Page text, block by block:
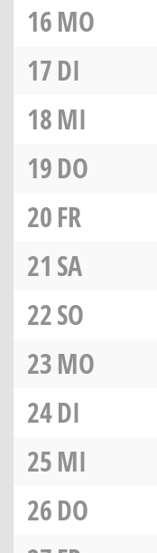
16MO
17DI
18MI
19DO
20FR
21 SA
22SO
23MO
24DI
25MI
26DO